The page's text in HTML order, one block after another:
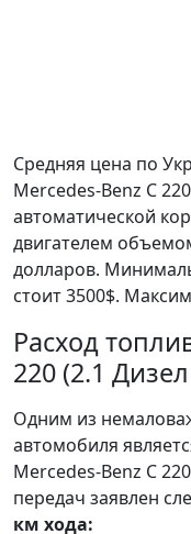
Средняя цена по
Mercedes-Benz C
автоматической
двигателем
долларов.
стоит 3500$.
Расход
220 (2.1
Одним из
автомобиля
Mercedes-Benz C
передач заявлен
км хода: